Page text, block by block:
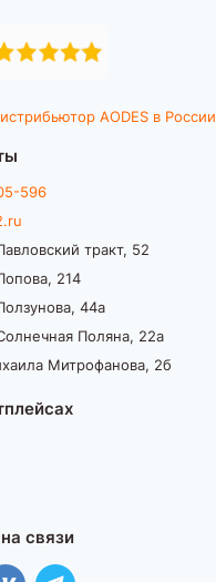
AODES в России
596
тракт, 52
214
44а
Поляна, 22а
Митрофанова, 2б
связи